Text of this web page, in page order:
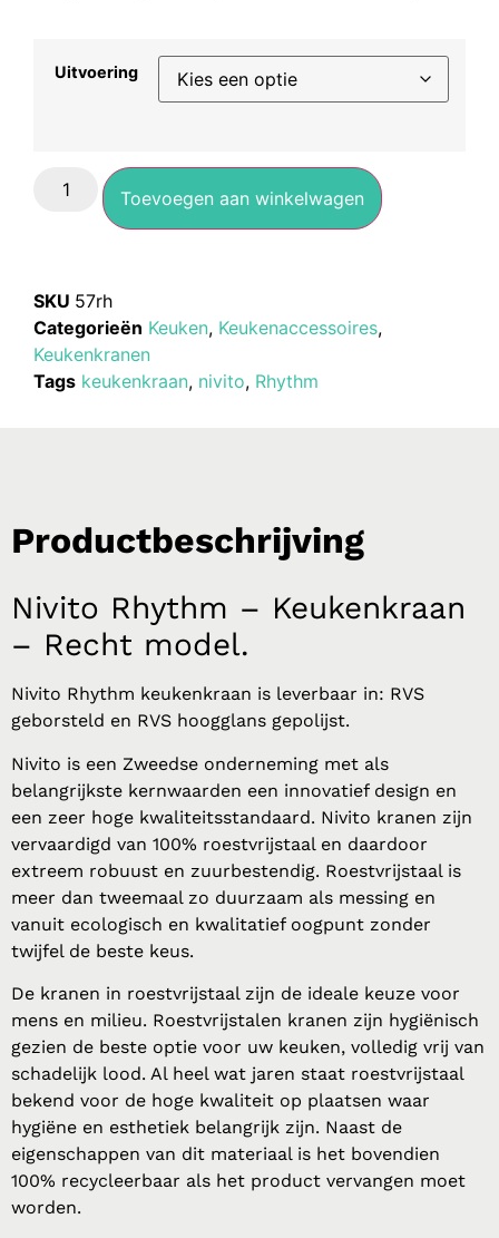
Uitvoering
Toevoegen aan winkelwagen
SKU 57rh
Categorieën Keuken, Keukenaccessoires,
Keukenkranen
Tags keukenkraan, nivito, Rhythm
Productbeschrijving
Nivito Rhythm – Keukenkraan
– Recht model.
Nivito Rhythm keukenkraan is leverbaar in: RVS
geborsteld en RVS hoogglans gepolijst.
Nivito is een Zweedse onderneming met als
belangrijkste kernwaarden een innovatief design en
een zeer hoge kwaliteitsstandaard. Nivito kranen zijn
vervaardigd van 100% roestvrijstaal en daardoor
extreem robuust en zuurbestendig. Roestvrijstaal is
meer dan tweemaal zo duurzaam als messing en
vanuit ecologisch en kwalitatief oogpunt zonder
twijfel de beste keus.
De kranen in roestvrijstaal zijn de ideale keuze voor
mens en milieu. Roestvrijstalen kranen zijn hygiënisch
gezien de beste optie voor uw keuken, volledig vrij van
schadelijk lood. Al heel wat jaren staat roestvrijstaal
bekend voor de hoge kwaliteit op plaatsen waar
hygiëne en esthetiek belangrijk zijn. Naast de
eigenschappen van dit materiaal is het bovendien
100% recycleerbaar als het product vervangen moet
worden.